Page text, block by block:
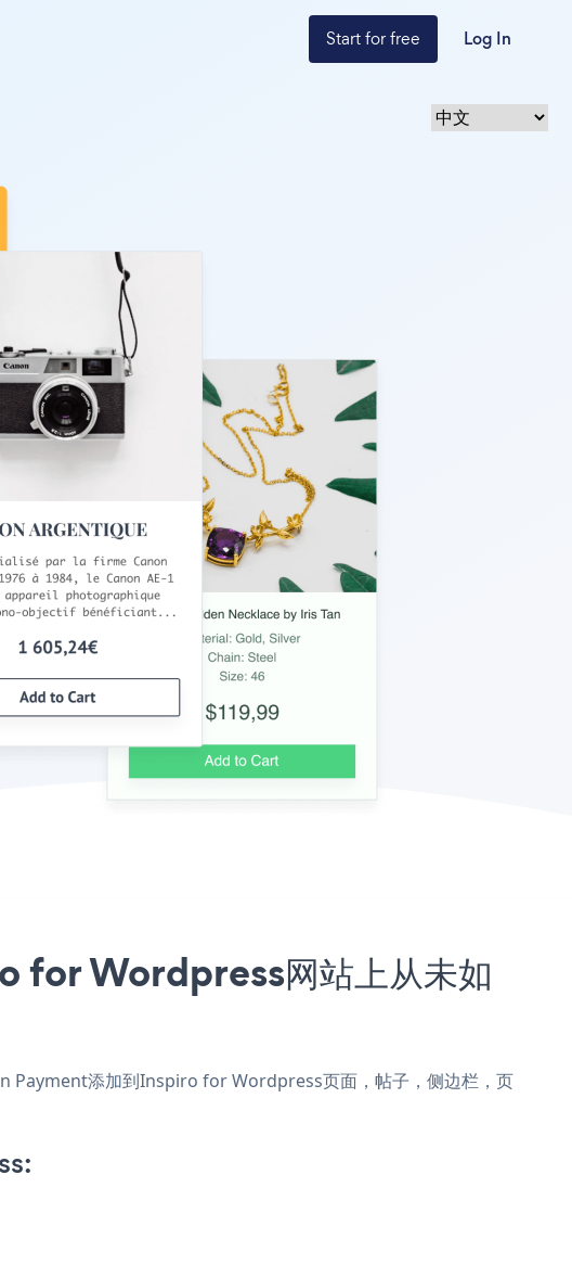
Start for free Log In
for Wordpress网站上从未如
添加到Inspiro for Wordpress页面，帖子，侧边栏，页